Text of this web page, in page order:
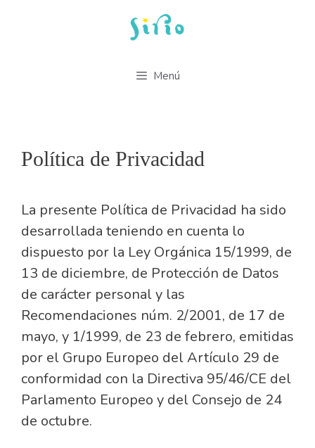
Menú
Política de Privacidad
La presente Política de Privacidad ha sido
desarrollada teniendo en cuenta lo
dispuesto por la Ley Orgánica 15/1999, de
13 de diciembre, de Protección de Datos
de carácter personal y las
Recomendaciones núm. 2/2001, de 17 de
mayo, y 1/1999, de 23 de febrero, emitidas
por el Grupo Europeo del Artículo 29 de
conformidad con la Directiva 95/46/CE del
Parlamento Europeo y del Consejo de 24
de octubre.